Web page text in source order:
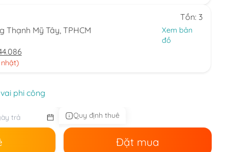
Tồn: 3
Thạnh Mỹ Tây, TPHCM
Xem bản
đồ
phi công
Quy định thuê
Đặt mua